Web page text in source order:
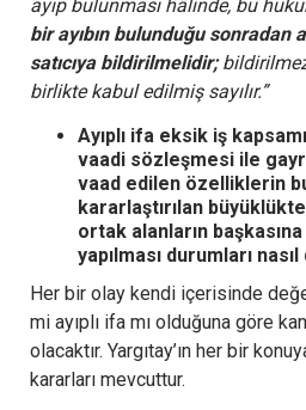
ayıp bulunması hâlinde, bu
bir ayıbın bulunduğu sonradan
satıcıya bildirilmelidir;
birlikte kabul edilmiş sayılır.”
Ayıplı ifa eksik iş
vaadi sözleşmesi ile
vaad edilen özelliklerin
kararlaştırılan
ortak alanların
yapılması durumları
Her bir olay kendi içerisinde
mi ayıplı ifa mı olduğuna göre
olacaktır. Yargıtay’ın her bir
kararları mevcuttur.